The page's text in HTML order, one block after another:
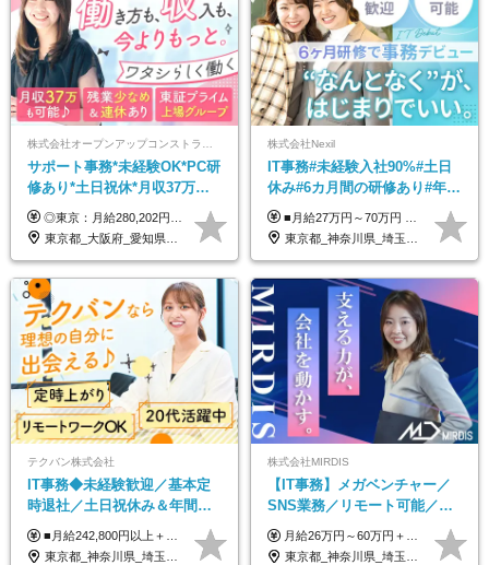
サポート事務*未経験OK*PC研
修あり*土日祝休*月収37万円
可*面接1回/o
◎東京：月給280,202円～402,430円 ◎大阪：月給269,824円～392,052円 ◎名古屋：月給285,967円～408,195円 ◎その他：月給265,212円～387,440円 ※試用期間3か月／待遇は研修期間中のみ変更あり （東京：23.9万円～、大阪：月給23.4万円～、名古屋：月給24.2万円～、その他：月給23.1万円～） ※固定残業代（配属後に支給）・一律手当を含む ※固定残業代は残業がない場合も支給し、超過分は別途支給する ※年齢、経験、能力を考慮し、支給額を決定します。
東京都_大阪府_愛知県_北海道_宮城県_新潟県_石川県_静岡県_広島県_福岡県_沖縄県
株式会社Nexil
IT事務#未経験入社90%#土日
休み#6カ月間の研修あり#年休
125日以上#残業月5h以下#リ
モート可
■月給27万円～70万円 ※経験・スキルなどを考慮して決定します。 ※上記金額には固定残業代（月15時間相当分／26,300円～73,500円）を含みます。 超過分は別途支給します。 ★最大200万円の昇給アップを叶えたメンバーも！ ￣￣￣V￣￣￣￣￣￣￣￣￣￣￣￣￣￣￣￣￣￣￣ 社員の頑張りはしっかり評価・還元！ はじめは経験がなくても、頑張り次第で早期キャリアアップも狙える環境が充実！ 実際に、昇給で最大200万円給与が上がった先輩社員も活躍中！ 社員のモチベーションも高く維持しながら働けます◎ ★一人でも多くの方とお会いしたいと考えています！ ￣￣￣V￣￣￣￣￣￣￣￣￣￣￣￣￣￣￣￣￣￣￣￣ 現在活躍中の先輩たちの前職は、営業や飲食、 美容師や銀行員、アパレル店員など、多彩！ パソコンが苦手だったメンバーも今では第一線で活躍中です！
東京都_神奈川県_埼玉県_千葉県_大阪府_愛知県_北海道_青森県_岩手県_宮城県_秋田県_山形県_福島県_茨城県_栃木県_群馬県_新潟県_山梨県_長野県_富山県_石川県_福井県_静岡県_岐阜県_三重県_兵庫県_京都府_滋賀県_奈良県_和歌山県_広島県_岡山県_鳥取県_島根県_山口県_徳島県_香川県_愛媛県_高知県_福岡県_熊本県_佐賀県_長崎県_大分県_宮崎県_鹿児島県_沖縄県
テクバン株式会社
IT事務◆未経験歓迎／基本定
時退社／土日祝休み＆年間休
日123日／賞与年2回／研修制
度充実／リモートOK
■月給242,800円以上＋諸手当＋賞与年2回＋業績賞与 ※固定残業代32,813円～/20時間分を含む ※超過分は別途支給 ※経験・年齢を考慮の上、当社規定により決定 ※試用期間6ヵ月間（待遇に差異なし）
東京都_神奈川県_埼玉県_千葉県
株式会社MIRDIS
【IT事務】メガベンチャー／
SNS業務／リモート可能／未
経験◎
月給26万円～60万円＋賞与1回＋各種手当 ★Point：経験者の方は100％年収UPでの待遇提示も可能！ ※試用期間6カ月 ※期間中は月給20万円以上～スタート ※期間中は契約社員
東京都_神奈川県_埼玉県_千葉県